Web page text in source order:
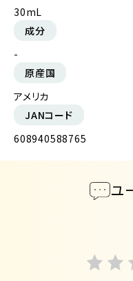
30mL
成分
-
原産国
アメリカ
JANコード
608940588765
ユ